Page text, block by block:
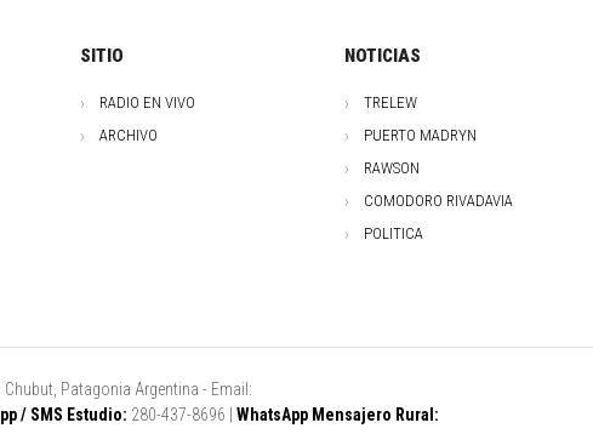
SITIO
RADIO EN VIVO
ARCHIVO
NOTICIAS
TRELEW
PUERTO MADRYN
RAWSON
COMODORO RIVADAVIA
POLITICA
Chubut, Patagonia Argentina - Email:
/ SMS Estudio: 280-437-8696 | WhatsApp Mensajero Rural: